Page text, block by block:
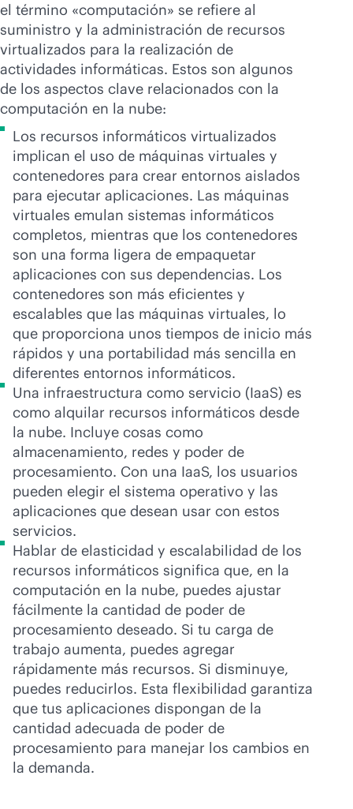
el término «computación» se refiere al
suministro y la administración de recursos
virtualizados para la realización de
actividades informáticas. Estos son algunos
de los aspectos clave relacionados con la
computación en la nube:
Los recursos informáticos virtualizados
implican el uso de máquinas virtuales y
contenedores para crear entornos aislados
para ejecutar aplicaciones. Las máquinas
virtuales emulan sistemas informáticos
completos, mientras que los contenedores
son una forma ligera de empaquetar
aplicaciones con sus dependencias. Los
contenedores son más eficientes y
escalables que las máquinas virtuales, lo
que proporciona unos tiempos de inicio más
rápidos y una portabilidad más sencilla en
diferentes entornos informáticos.
Una infraestructura como servicio (IaaS) es
como alquilar recursos informáticos desde
la nube. Incluye cosas como
almacenamiento, redes y poder de
procesamiento. Con una IaaS, los usuarios
pueden elegir el sistema operativo y las
aplicaciones que desean usar con estos
servicios.
Hablar de elasticidad y escalabilidad de los
recursos informáticos significa que, en la
computación en la nube, puedes ajustar
fácilmente la cantidad de poder de
procesamiento deseado. Si tu carga de
trabajo aumenta, puedes agregar
rápidamente más recursos. Si disminuye,
puedes reducirlos. Esta flexibilidad garantiza
que tus aplicaciones dispongan de la
cantidad adecuada de poder de
procesamiento para manejar los cambios en
la demanda.